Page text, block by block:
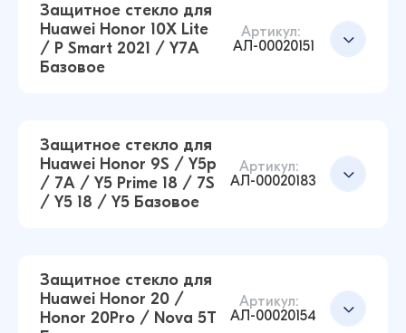
14 ₽16 ₽
Защитное стекло для Huawei Honor 8X /
Защитное стекло для Huawei Y9 2019 / Enjoy 9
PLUS Базовое (Черный)
Добавить в корзину
Защитное стекло для
Huawei Honor 10X Lite
/ P Smart 2021 / Y7A
Базовое
Артикул:
АЛ-00020151
Защитное стекло для Huawei Honor 10X Lite /
Защитное стекло для
Huawei Honor 9S / Y5p
/ 7A / Y5 Prime 18 / 7S
/ Y5 18 / Y5 Базовое
Артикул:
АЛ-00020183
Защитное стекло для
Huawei Honor 20 /
Honor 20Pro / Nova 5T
Артикул:
АЛ-00020154